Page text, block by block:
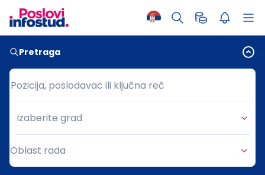
Pretraga
Pozicija, poslodavac ili ključna reč
Pozicija, poslodavac ili ključna reč
Grad
Izaberite grad
Oblast rada